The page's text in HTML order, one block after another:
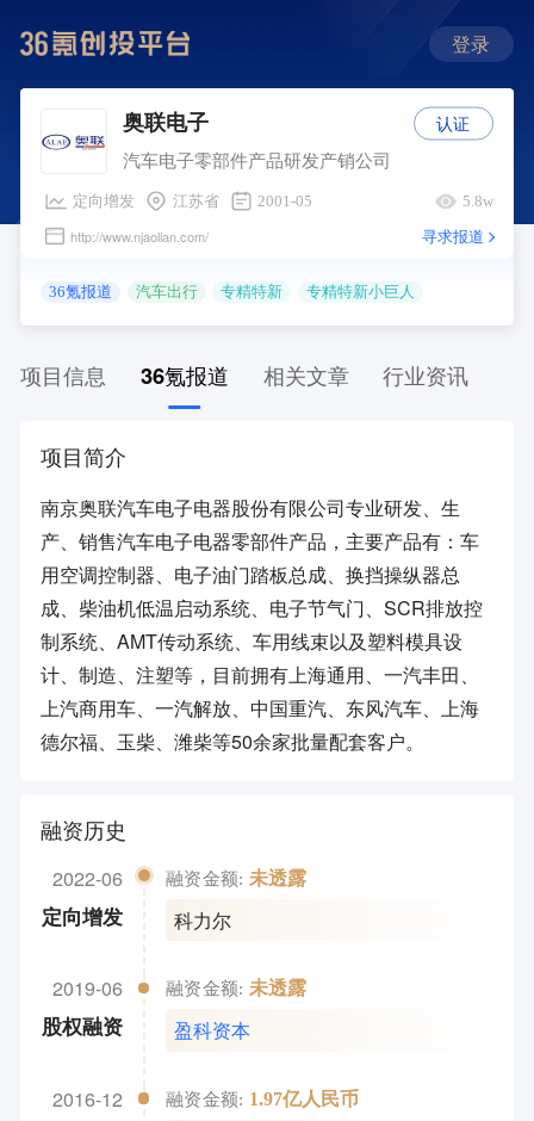
登录
奥联电子
汽车电子零部件产品研发产销公司
定向增发 江苏省 2001-05 5.8w
http://www.njaolian.com/ 寻求报道
36氪报道 汽车出行 专精特新 专精特新小巨人
认证
项目信息 36氪报道 相关文章 行业资讯
项目简介
南京奥联汽车电子电器股份有限公司专业研发、生
产、销售汽车电子电器零部件产品，主要产品有：车
用空调控制器、电子油门踏板总成、换挡操纵器总
成、柴油机低温启动系统、电子节气门、SCR排放控
制系统、AMT传动系统、车用线束以及塑料模具设
计、制造、注塑等，目前拥有上海通用、一汽丰田、
上汽商用车、一汽解放、中国重汽、东风汽车、上海
德尔福、玉柴、潍柴等50余家批量配套客户。
融资历史
2022-06
定向增发
融资金额: 未透露
科力尔
2019-06
股权融资
融资金额: 未透露
盈科资本
2016-12 融资金额: 1.97亿人民币